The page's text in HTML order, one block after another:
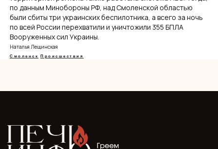
по данным Минобороны РФ, над Смоленской областью
были сбиты три украинских беспилотника, а всего за ночь
по всей России перехватили и уничтожили 355 БПЛА
Вооруженных сил Украины.
Наталья Лещинская
Смоленск Происшествия
Видеоблог О нас
Эксклюзивы
Спецпроекты
разрешена с письменного разрешения редакции
и указания прямой гиперссылки.